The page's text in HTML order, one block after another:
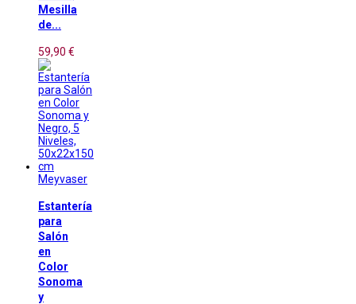
Mesilla
de...
59,90 €
Meyvaser
Estantería
para
Salón
en
Color
Sonoma
y